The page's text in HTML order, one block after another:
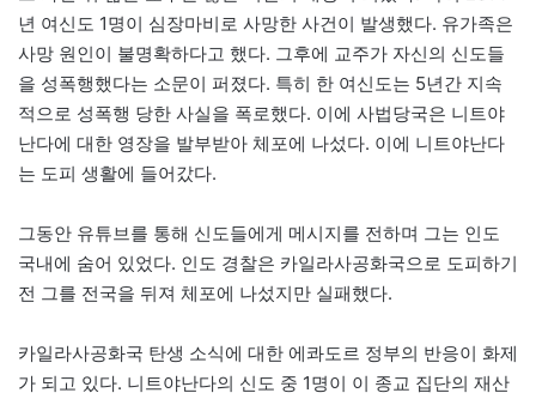
년 여신도 1명이 심장마비로 사망한 사건이 발생했다. 유가족은
사망 원인이 불명확하다고 했다. 그후에 교주가 자신의 신도들
을 성폭행했다는 소문이 퍼졌다. 특히 한 여신도는 5년간 지속
적으로 성폭행 당한 사실을 폭로했다. 이에 사법당국은 니트야
난다에 대한 영장을 발부받아 체포에 나섰다. 이에 니트야난다
는 도피 생활에 들어갔다.
그동안 유튜브를 통해 신도들에게 메시지를 전하며 그는 인도
국내에 숨어 있었다. 인도 경찰은 카일라사공화국으로 도피하기
전 그를 전국을 뒤져 체포에 나섰지만 실패했다.
카일라사공화국 탄생 소식에 대한 에콰도르 정부의 반응이 화제
가 되고 있다. 니트야난다의 신도 중 1명이 이 종교 집단의 재산